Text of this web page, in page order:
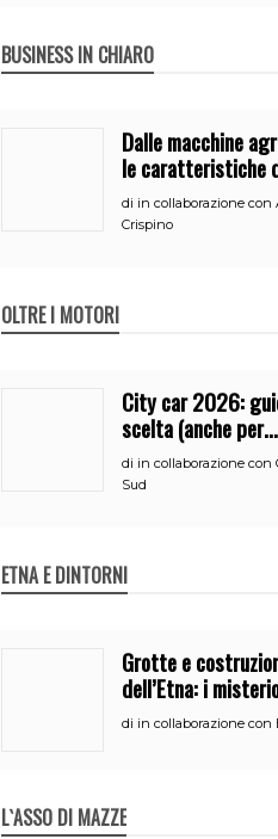
BUSINESS IN CHIARO
Dalle macchine
le caratteristiche
per accedere
di in collaborazione con
Crispino
OLTRE I MOTORI
City car 2026:
scelta (anche per
neopatentati)
di in collaborazione con
Sud
ETNA E DINTORNI
Grotte e
dell’Etna: i
nascondigli del
di in collaborazione con
L`ASSO DI MAZZE